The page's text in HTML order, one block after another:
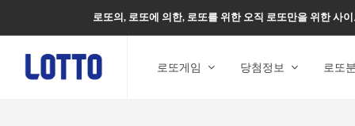
로또의, 로또에 의한, 로또를 위한 오직 로또만을 위한 사이
로또게임 당첨정보 로또